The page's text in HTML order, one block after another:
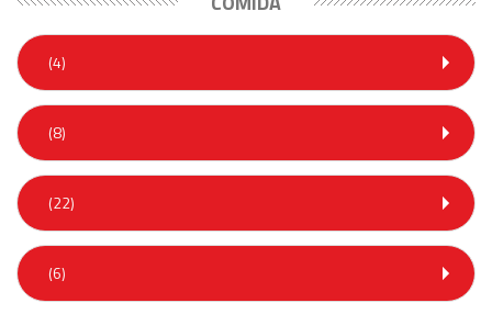
(4)
(8)
(22)
(6)